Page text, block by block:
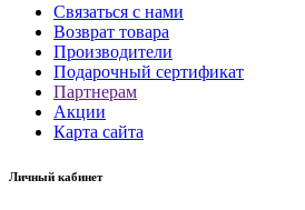
Связаться с нами
Возврат товара
Производители
Подарочный сертификат
Партнерам
Акции
Карта сайта
Личный кабинет